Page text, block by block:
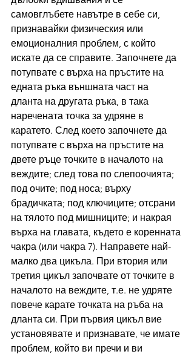
самовглъбете навътре в себе си,
признавайки физическия или
емоционалния проблем, с който
искате да се справите. Започнете да
потупвате с върха на пръстите на
едната ръка външната част на
дланта на другата ръка, в така
наречената точка за удряне в
каратето. След което започнете да
потупвате с върха на пръстите на
двете ръце точките в началото на
веждите; след това по слепоочията;
под очите; под носа; върху
брадичката; под ключиците; отсрани
на тялото под мишниците; и накрая
върха на главата, където е коренната
чакра (или чакра 7). Направете най-
малко два цикъла. При втория или
третия цикъл започвате от точките в
началото на веждите, т.е. не удряте
повече карате точката на ръба на
дланта си. При първия цикъл вие
установявате и признавате, че имате
проблем, който ви пречи и ви